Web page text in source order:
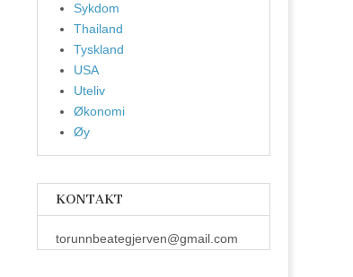
Sykdom
Thailand
Tyskland
USA
Uteliv
Økonomi
Øy
KONTAKT
torunnbeategjerven@gmail.com